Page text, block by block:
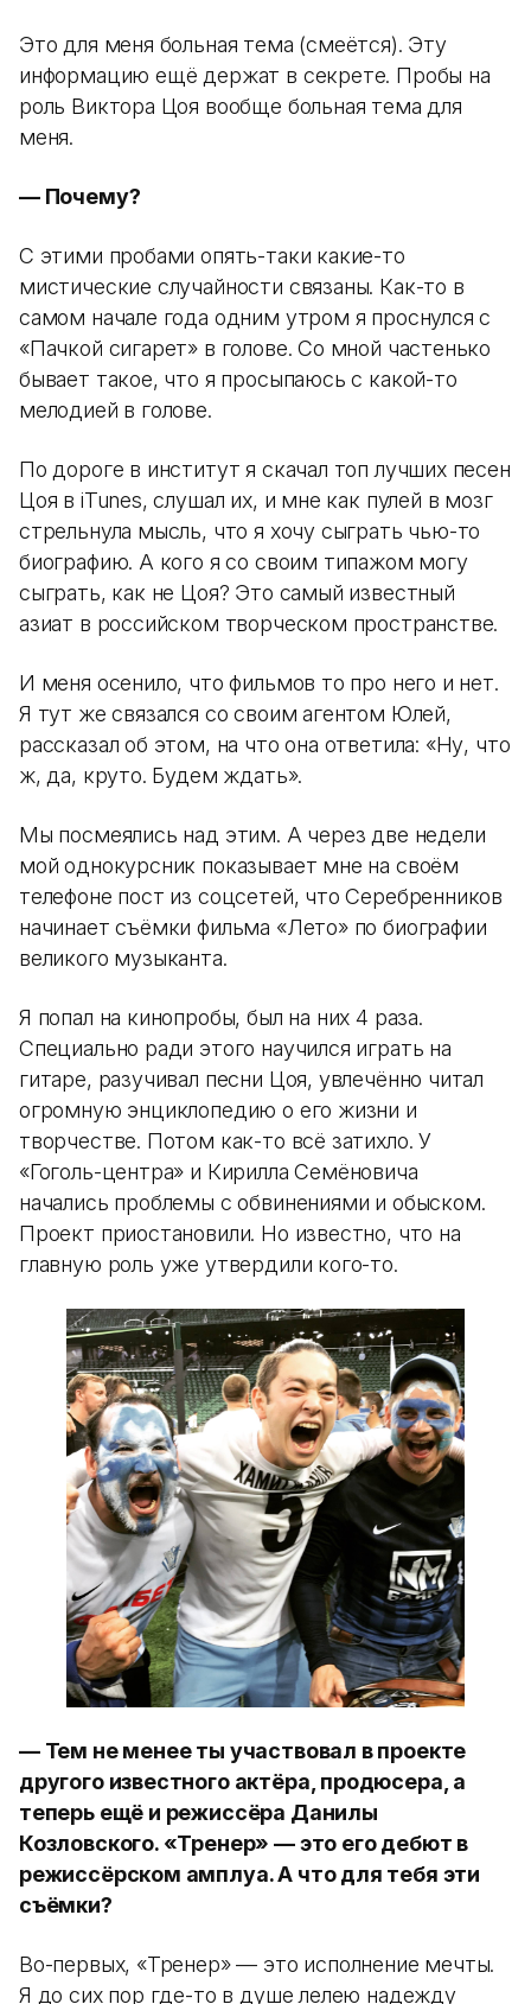
Это для меня больная тема (смеётся). Эту
информацию ещё держат в секрете. Пробы на
роль Виктора Цоя вообще больная тема для
меня.
— Почему?
С этими пробами опять-таки какие-то
мистические случайности связаны. Как-то в
самом начале года одним утром я проснулся с
«Пачкой сигарет» в голове. Со мной частенько
бывает такое, что я просыпаюсь с какой-то
мелодией в голове.
По дороге в институт я скачал топ лучших песен
Цоя в iTunes, слушал их, и мне как пулей в мозг
стрельнула мысль, что я хочу сыграть чью-то
биографию. А кого я со своим типажом могу
сыграть, как не Цоя? Это самый известный
азиат в российском творческом пространстве.
И меня осенило, что фильмов то про него и нет.
Я тут же связался со своим агентом Юлей,
рассказал об этом, на что она ответила: «Ну, что
ж, да, круто. Будем ждать».
Мы посмеялись над этим. А через две недели
мой однокурсник показывает мне на своём
телефоне пост из соцсетей, что Серебренников
начинает съёмки фильма «Лето» по биографии
великого музыканта.
Я попал на кинопробы, был на них 4 раза.
Специально ради этого научился играть на
гитаре, разучивал песни Цоя, увлечённо читал
огромную энциклопедию о его жизни и
творчестве. Потом как-то всё затихло. У
«Гоголь-центра» и Кирилла Семёновича
начались проблемы с обвинениями и обыском.
Проект приостановили. Но известно, что на
главную роль уже утвердили кого-то.
— Тем не менее ты участвовал в проекте
другого известного актёра, продюсера, а
теперь ещё и режиссёра Данилы
Козловского. «Тренер» — это его дебют в
режиссёрском амплуа. А что для тебя эти
съёмки?
Во-первых, «Тренер» — это исполнение мечты.
Я до сих пор где-то в душе лелею надежду